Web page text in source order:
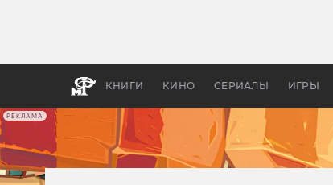
РЕКЛАМА
КНИГИ КИНО СЕРИАЛЫ ИГРЫ